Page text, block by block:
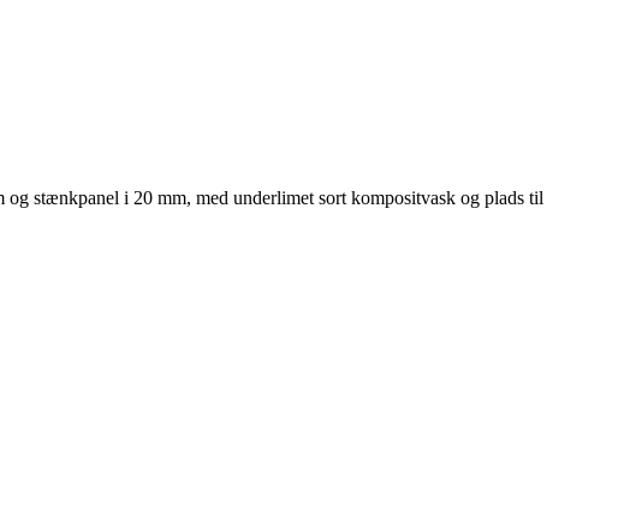
stænkpanel i 20 mm, med underlimet sort kompositvask og plads til